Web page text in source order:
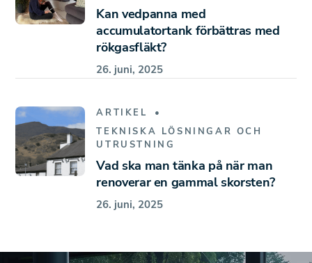
Kan vedpanna med
accumulatortank förbättras med
rökgasfläkt?
26. juni, 2025
ARTIKEL
TEKNISKA LÖSNINGAR OCH
UTRUSTNING
Vad ska man tänka på när man
renoverar en gammal skorsten?
26. juni, 2025